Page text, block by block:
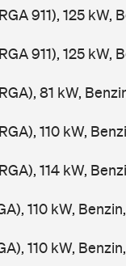
911), 125 kW,
911), 125 kW,
81 kW,
110 kW,
114 kW,
110 kW,
110 kW,